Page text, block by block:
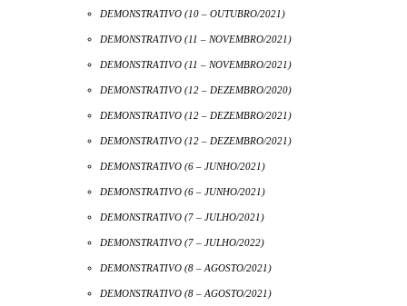
DEMONSTRATIVO (10 – OUTUBRO/2021)
DEMONSTRATIVO (11 – NOVEMBRO/2021)
DEMONSTRATIVO (11 – NOVEMBRO/2021)
DEMONSTRATIVO (12 – DEZEMBRO/2020)
DEMONSTRATIVO (12 – DEZEMBRO/2021)
DEMONSTRATIVO (12 – DEZEMBRO/2021)
DEMONSTRATIVO (6 – JUNHO/2021)
DEMONSTRATIVO (6 – JUNHO/2021)
DEMONSTRATIVO (7 – JULHO/2021)
DEMONSTRATIVO (7 – JULHO/2022)
DEMONSTRATIVO (8 – AGOSTO/2021)
DEMONSTRATIVO (8 – AGOSTO/2021)